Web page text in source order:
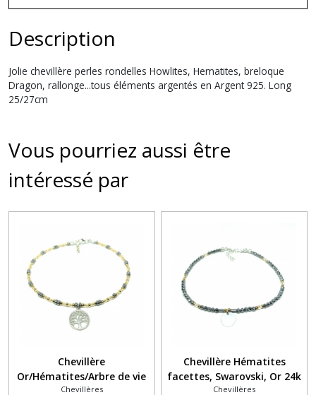
Description
Jolie chevillère perles rondelles Howlites, Hematites, breloque
Dragon, rallonge...tous éléments argentés en Argent 925. Long
25/27cm
Vous pourriez aussi être
intéressé par
Chevillère
Or/Hématites/Arbre de vie
Chevillères
Chevillère Hématites
facettes, Swarovski, Or 24k
Chevillères